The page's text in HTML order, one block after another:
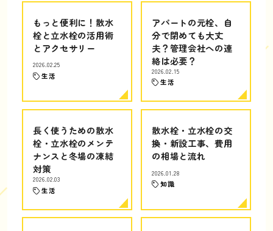
もっと便利に！散水
栓と立水栓の活用術
とアクセサリー
2026.02.25
生活
アパートの元栓、自
分で閉めても大丈
夫？管理会社への連
絡は必要？
2026.02.15
生活
長く使うための散水
栓・立水栓のメンテ
ナンスと冬場の凍結
対策
2026.02.03
生活
散水栓・立水栓の交
換・新設工事、費用
の相場と流れ
2026.01.28
知識